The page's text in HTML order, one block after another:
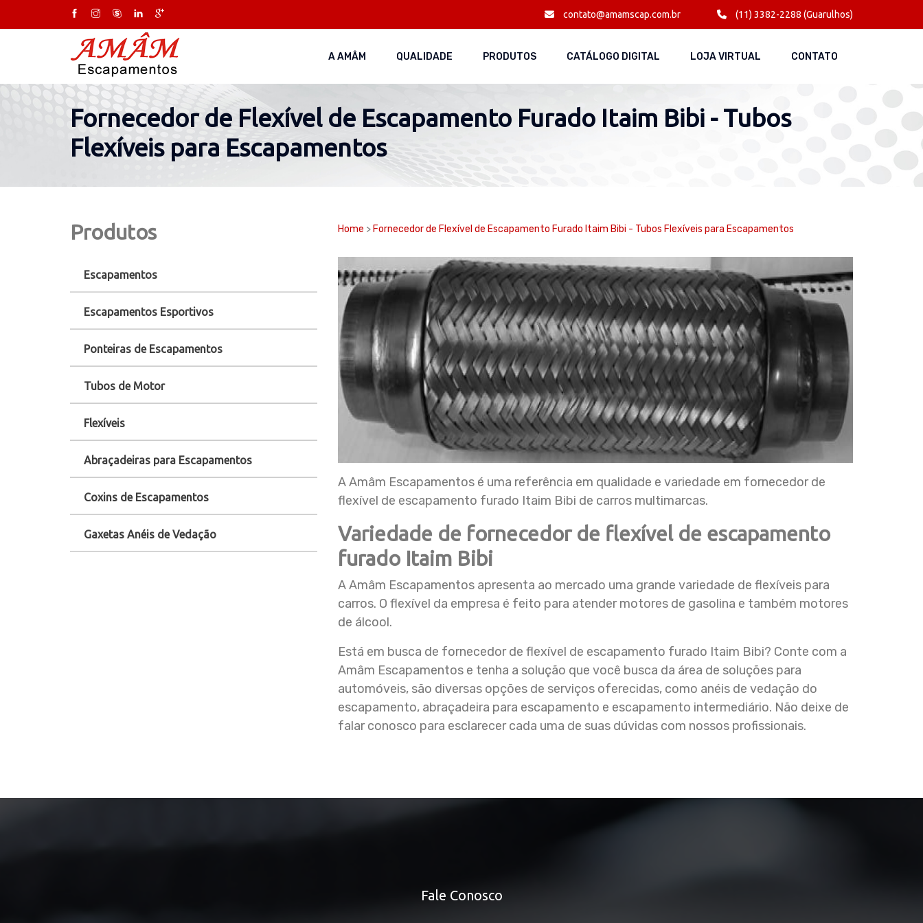
contato@amamscap.com.br (11) 3382-2288 (Guarulhos)
A AMÂM QUALIDADE PRODUTOS CATÁLOGO DIGITAL LOJA VIRTUAL CONTATO
Fornecedor de Flexível de Escapamento Furado Itaim Bibi - Tubos
Flexíveis para Escapamentos
Produtos
Escapamentos
Escapamentos Esportivos
Ponteiras de Escapamentos
Tubos de Motor
Flexíveis
Abraçadeiras para Escapamentos
Coxins de Escapamentos
Gaxetas Anéis de Vedação
Home > Fornecedor de Flexível de Escapamento Furado Itaim Bibi - Tubos Flexíveis para Escapamentos
A Amâm Escapamentos é uma referência em qualidade e variedade em fornecedor de
flexível de escapamento furado Itaim Bibi de carros multimarcas.
Variedade de fornecedor de flexível de escapamento
furado Itaim Bibi
A Amâm Escapamentos apresenta ao mercado uma grande variedade de flexíveis para
carros. O flexível da empresa é feito para atender motores de gasolina e também motores
de álcool.
Está em busca de fornecedor de flexível de escapamento furado Itaim Bibi? Conte com a
Amâm Escapamentos e tenha a solução que você busca da área de soluções para
automóveis, são diversas opções de serviços oferecidas, como anéis de vedação do
escapamento, abraçadeira para escapamento e escapamento intermediário. Não deixe de
falar conosco para esclarecer cada uma de suas dúvidas com nossos profissionais.
Fale Conosco